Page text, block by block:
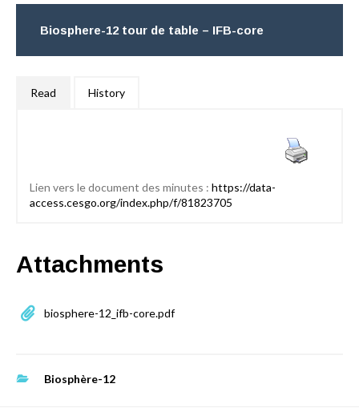
Biosphere-12 tour de table – IFB-core
Read History
Lien vers le document des minutes : https://data-
access.cesgo.org/index.php/f/81823705
Attachments
biosphere-12_ifb-core.pdf
Biosphère-12